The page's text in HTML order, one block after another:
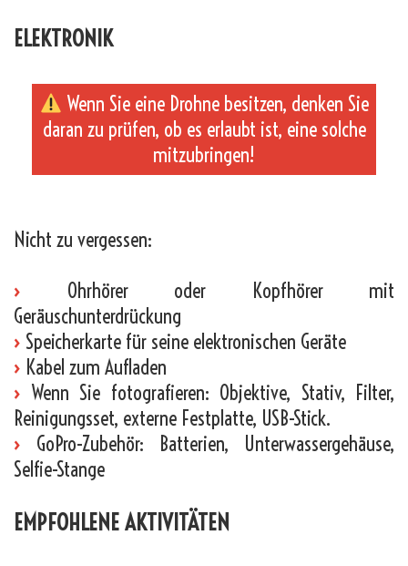
ELEKTRONIK
Wenn Sie eine Drohne besitzen, denken Sie
daran zu prüfen, ob es erlaubt ist, eine solche
mitzubringen!
Nicht zu vergessen:
›
Ohrhörer oder Kopfhörer mit
Geräuschunterdrückung
› Speicherkarte für seine elektronischen Geräte
› Kabel zum Aufladen
› Wenn Sie fotografieren: Objektive, Stativ, Filter,
Reinigungsset, externe Festplatte, USB-Stick.
› GoPro-Zubehör: Batterien, Unterwassergehäuse,
Selfie-Stange
EMPFOHLENE AKTIVITÄTEN